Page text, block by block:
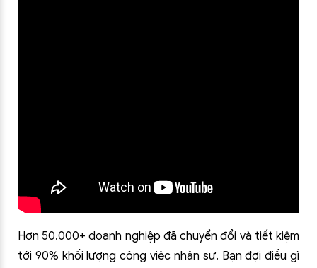
Hơn 50.000+ doanh nghiệp đã chuyển đổi và tiết kiệm
tới 90% khối lượng công việc nhân sự. Bạn đợi điều gì